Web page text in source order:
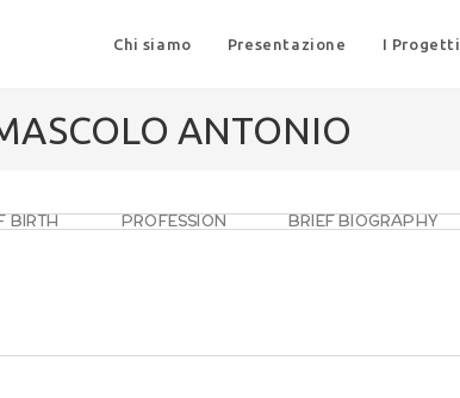
Chi siamo Presentazione I Progetti
ANTONIO
BIRTH PROFESSION BRIEF BIOGRAPHY